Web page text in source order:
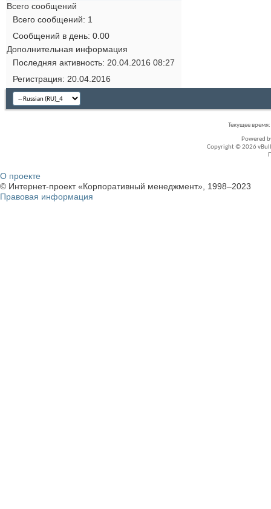
Всего сообщений
Всего сообщений
1
Сообщений в день 0.00
Дополнительная информация
Последняя активность 20.04.2016 08:27
Регистрация 20.04.2016
Текущее время:
Powered
Copyright © 2026
О проекте
© Интернет-проект «Корпоративный менеджмент», 1998–2023
Правовая информация